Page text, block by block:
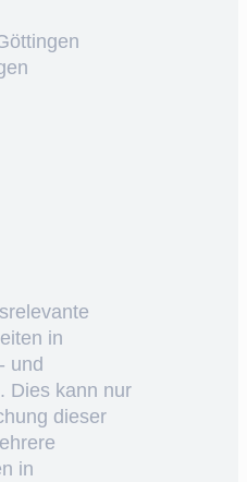
in
und
Dies kann nur
dieser
in